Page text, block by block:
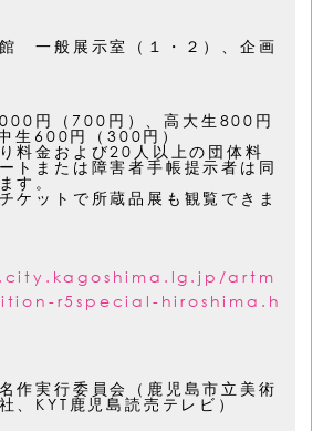
一般展示室（１・２）、企画
円（700円）、高大生800円
生600円（300円）
料金および20人以上の団体料
トまたは障害者手帳提示者は同
す。
ケットで所蔵品展も観覧できま
artm
r5special-hiroshima.h
作実行委員会（鹿児島市立美術
、KYT鹿児島読売テレビ）